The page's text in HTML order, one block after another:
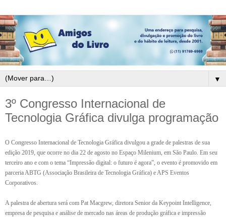
▼
3º Congresso Internacional de
Tecnologia Gráfica divulga programação
O Congresso Internacional de Tecnologia Gráfica divulgou a grade de palestras de sua
edição 2019, que ocorre no dia 22 de agosto no Espaço Milenium, em São Paulo. Em seu
terceiro ano e com o tema “Impressão digital: o futuro é agora”, o evento é promovido em
parceria ABTG (Associação Brasileira de Tecnologia Gráfica) e APS Eventos
Corporativos.
A palestra de abertura será com Pat Macgrew, diretora Senior da Keypoint Intelligence,
empresa de pesquisa e análise de mercado nas áreas de produção gráfica e impressão